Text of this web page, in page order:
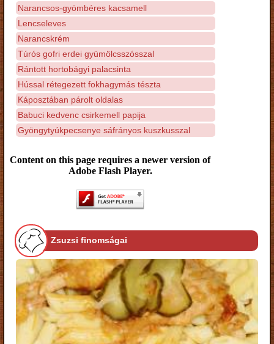
Narancsos-gyömbéres kacsamell
Lencseleves
Narancskrém
Túrós gofri erdei gyümölcsszósszal
Rántott hortobágyi palacsinta
Hússal rétegezett fokhagymás tészta
Káposztában párolt oldalas
Babuci kedvenc csirkemell papija
Gyöngytyúkpecsenye sáfrányos kuszkusszal
Content on this page requires a newer version of
Adobe Flash Player.
Zsuzsi finomságai